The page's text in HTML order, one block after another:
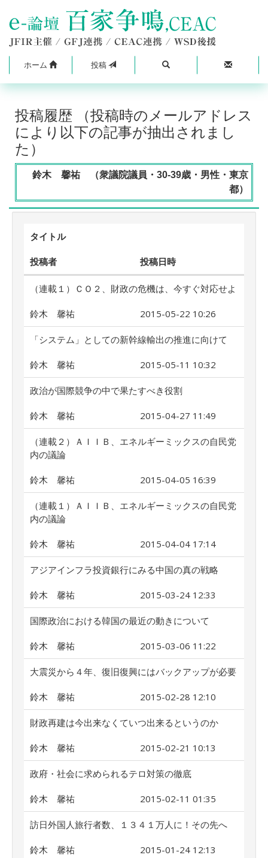
ホーム 投稿
投稿履歴 （投稿時のメールアドレス
により以下の記事が抽出されまし
た）
鈴木 馨祐 （衆議院議員・30-39歳・男性・東京
都）
タイトル
投稿者 投稿日時
（連載１）ＣＯ２、財政の危機は、今すぐ対応せよ
鈴木 馨祐 2015-05-22 10:26
「システム」としての新幹線輸出の推進に向けて
鈴木 馨祐 2015-05-11 10:32
政治が国際競争の中で果たすべき役割
鈴木 馨祐 2015-04-27 11:49
（連載２）ＡＩＩＢ、エネルギーミックスの自民党
内の議論
鈴木 馨祐 2015-04-05 16:39
（連載１）ＡＩＩＢ、エネルギーミックスの自民党
内の議論
鈴木 馨祐 2015-04-04 17:14
アジアインフラ投資銀行にみる中国の真の戦略
鈴木 馨祐 2015-03-24 12:33
国際政治における韓国の最近の動きについて
鈴木 馨祐 2015-03-06 11:22
大震災から４年、復旧復興にはバックアップが必要
鈴木 馨祐 2015-02-28 12:10
財政再建は今出来なくていつ出来るというのか
鈴木 馨祐 2015-02-21 10:13
政府・社会に求められるテロ対策の徹底
鈴木 馨祐 2015-02-11 01:35
訪日外国人旅行者数、１３４１万人に！その先へ
鈴木 馨祐 2015-01-24 12:13